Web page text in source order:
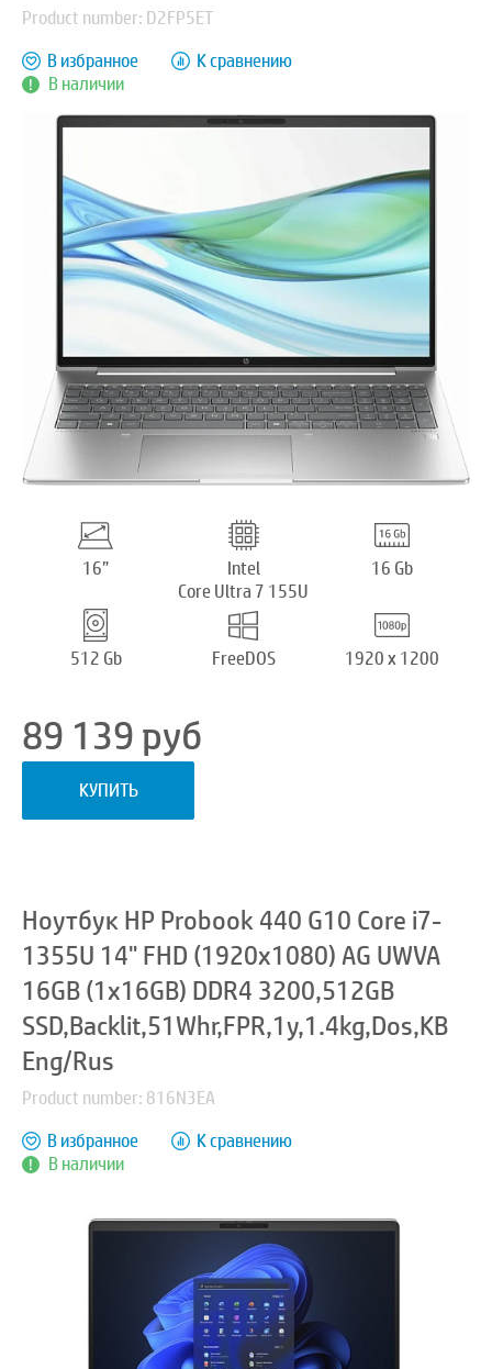
Product number: D2FP5ET
В наличии
В избранное К сравнению
16”
Intel
Core Ultra 7 155U
16 Gb
512 Gb FreeDOS 1920 x 1200
89 139руб
КУПИТЬ
Ноутбук HP Probook 440 G10 Core i7-
1355U 14" FHD (1920x1080) AG UWVA
16GB (1x16GB) DDR4 3200,512GB
SSD,Backlit,51Whr,FPR,1y,1.4kg,Dos,KB
Eng/Rus
Product number: 816N3EA
В наличии
В избранное К сравнению